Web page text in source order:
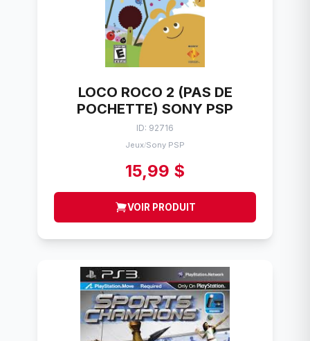
LOCO ROCO 2 (PAS DE
POCHETTE) SONY PSP
ID: 92716
Jeux/Sony PSP
15,99 $
VOIR PRODUIT